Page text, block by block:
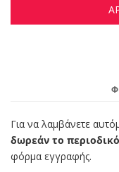
Για να λαμβάνετε
δωρεάν το
φόρμα εγγραφής.